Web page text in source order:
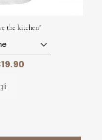
the kitchen”
19.90